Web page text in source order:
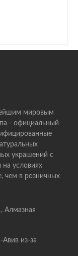
мировым
- официальный
украшений с
условиях
чем в розничных
Алмазная
из-за